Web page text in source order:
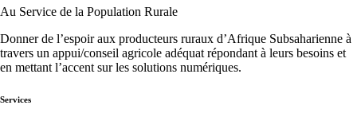
Au Service de la Population Rurale
Donner de l’espoir aux producteurs ruraux d’Afrique Subsaharienne à
travers un appui/conseil agricole adéquat répondant à leurs besoins et
en mettant l’accent sur les solutions numériques.
Services